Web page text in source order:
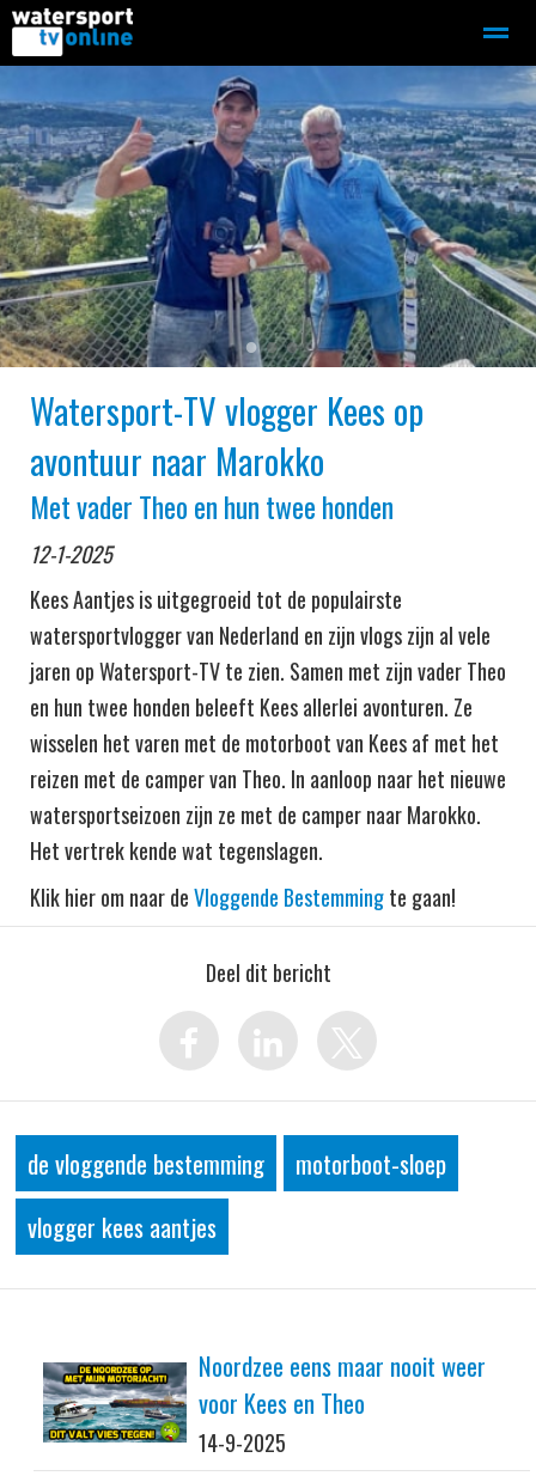
Zeilen Motorboot-sloep Adverteren Redactie
Home Contact Bellen Zoeken
●●●
Watersport-TV vlogger Kees op
avontuur naar Marokko
Met vader Theo en hun twee honden
12-1-2025
Kees Aantjes is uitgegroeid tot de populairste
watersportvlogger van Nederland en zijn vlogs zijn al vele
jaren op Watersport-TV te zien. Samen met zijn vader Theo
en hun twee honden beleeft Kees allerlei avonturen. Ze
wisselen het varen met de motorboot van Kees af met het
reizen met de camper van Theo. In aanloop naar het nieuwe
watersportseizoen zijn ze met de camper naar Marokko.
Het vertrek kende wat tegenslagen.
Klik hier om naar deVloggende Bestemmingte gaan!
Deel dit bericht
de vloggende bestemming
motorboot-sloep
vlogger kees aantjes
Noordzee eens maar nooit weer
voor Kees en Theo
14-9-2025